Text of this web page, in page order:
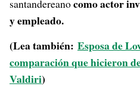
santandereanocomo actor
y empleado.
(Lea también: Esposa de
comparación que hicieron
Valdiri)